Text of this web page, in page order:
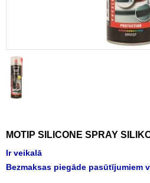
MOTIP SILICONE SPRAY
Ir veikalā
Bezmaksas piegāde pasūtījumiem